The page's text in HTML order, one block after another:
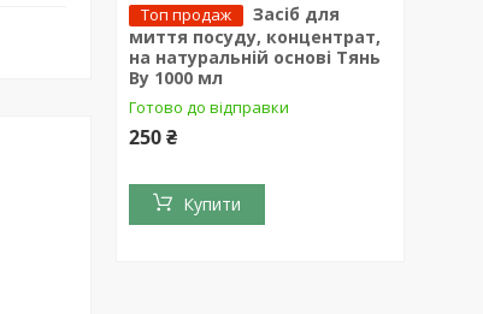
Топ продаж
Засіб для
миття посуду, концентрат,
на натуральній основі Тянь
Ву 1000 мл
Готово до відправки
250 ₴
Купити